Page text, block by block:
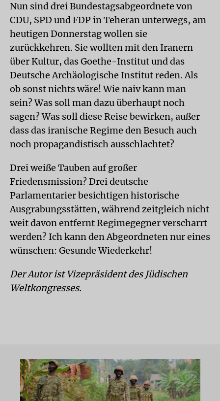
Nun sind drei Bundestagsabgeordnete von
CDU, SPD und FDP in Teheran unterwegs, am
heutigen Donnerstag wollen sie
zurückkehren. Sie wollten mit den Iranern
über Kultur, das Goethe-Institut und das
Deutsche Archäologische Institut reden. Als
ob sonst nichts wäre! Wie naiv kann man
sein? Was soll man dazu überhaupt noch
sagen? Was soll diese Reise bewirken, außer
dass das iranische Regime den Besuch auch
noch propagandistisch ausschlachtet?
Drei weiße Tauben auf großer
Friedensmission? Drei deutsche
Parlamentarier besichtigen historische
Ausgrabungsstätten, während zeitgleich nicht
weit davon entfernt Regimegegner verscharrt
werden? Ich kann den Abgeordneten nur eines
wünschen: Gesunde Wiederkehr!
Der Autor ist Vizepräsident des Jüdischen
Weltkongresses.